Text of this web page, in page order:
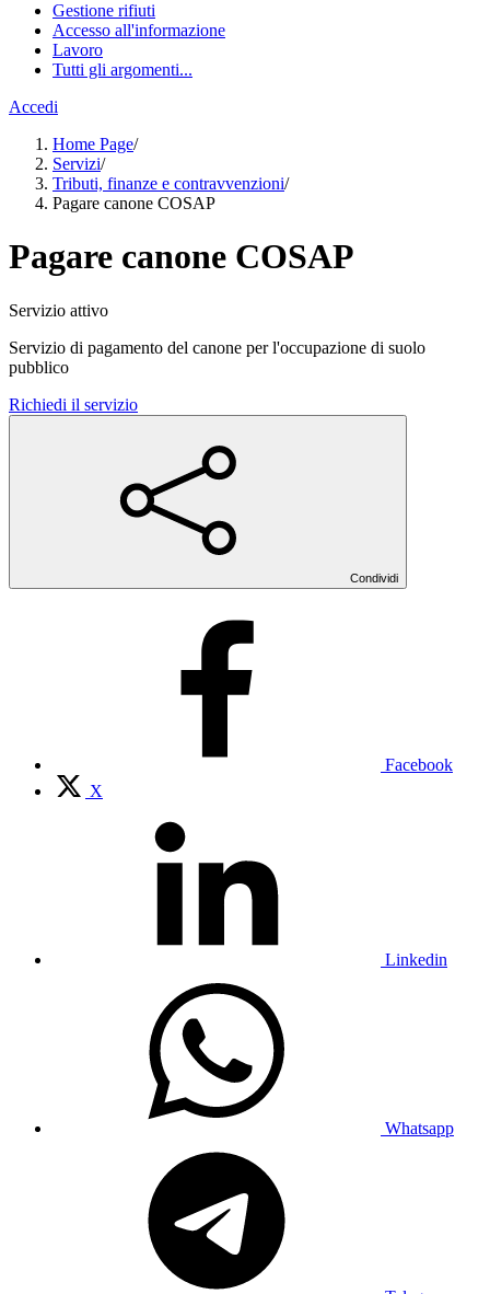
Gestione rifiuti
Accesso all'informazione
Lavoro
Tutti gli argomenti...
Accedi
Home Page/
Servizi/
Tributi, finanze e contravvenzioni/
Pagare canone COSAP
Pagare canone COSAP
Servizio attivo
Servizio di pagamento del canone per l'occupazione di suolo
pubblico
Richiedi il servizio
Condividi
Facebook
X
Linkedin
Whatsapp